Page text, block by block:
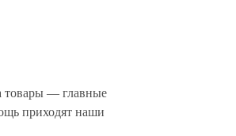
товары — главные
приходят наши